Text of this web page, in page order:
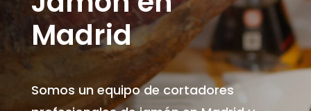
Madrid
Somos un equipo de cortadores